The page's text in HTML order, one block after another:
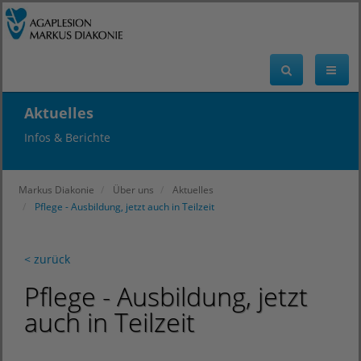
Aktuelles
Infos & Berichte
Markus Diakonie Über uns
Aktuelles
Pflege - Ausbildung, jetzt auch in Teilzeit
< zurück
Pflege - Ausbildung, jetzt
auch in Teilzeit